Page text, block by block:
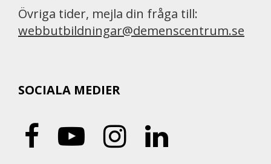
Övriga tider, mejla din fråga till:
webbutbildningar@demenscentrum.se
SOCIALA MEDIER